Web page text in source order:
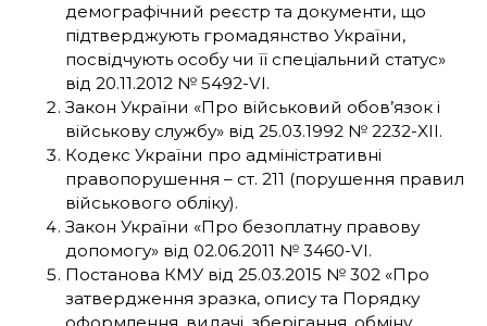
демографічний реєстр та документи, що
підтверджують громадянство України,
посвідчують особу чи її спеціальний статус»
від 20.11.2012 № 5492-VI.
Закон України «Про військовий обов’язок і
військову службу» від 25.03.1992 № 2232-XII.
Кодекс України про адміністративні
правопорушення – ст. 211 (порушення правил
військового обліку).
Закон України «Про безоплатну правову
допомогу» від 02.06.2011 № 3460-VI.
Постанова КМУ від 25.03.2015 № 302 «Про
затвердження зразка, опису та Порядку